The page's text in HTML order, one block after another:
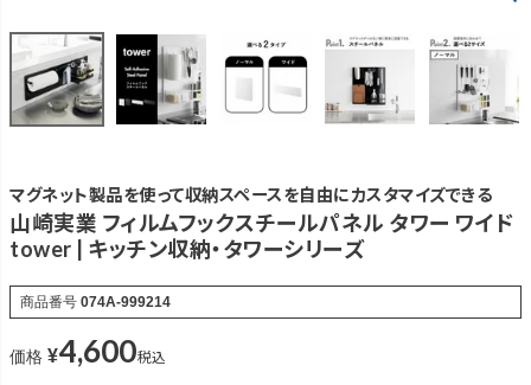
マグネット製品を使って収納スペースを自由にカスタマイズできる
山崎実業 フィルムフックスチールパネル タワー ワイド
tower | キッチン収納・タワーシリーズ
商品番号 074A-999214
価格 ¥4,600税込